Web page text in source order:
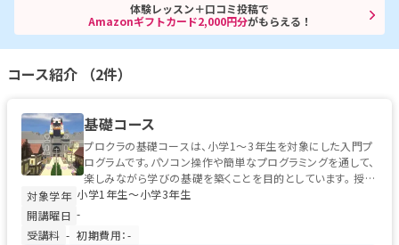
体験レッスン＋口コミ投稿で
Amazonギフトカード2,000円分がもらえる！
コース紹介 （2件）
基礎コース
プロクラの基礎コースは、小学1〜3年生を対象にした入門プ
ログラムです。パソコン操作や簡単なプログラミングを通して、
楽しみながら学びの基礎を築くことを目的としています。 授業
では、左クリック・右...
対象学年 小学1年生〜小学3年生
開講曜日 -
受講料 - 初期費用：-